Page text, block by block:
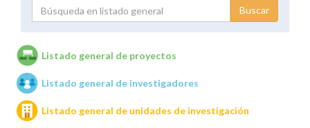
Unidades de investigación
Listado general de proyectos
Listado general de investigadores
Listado general de unidades de investigación